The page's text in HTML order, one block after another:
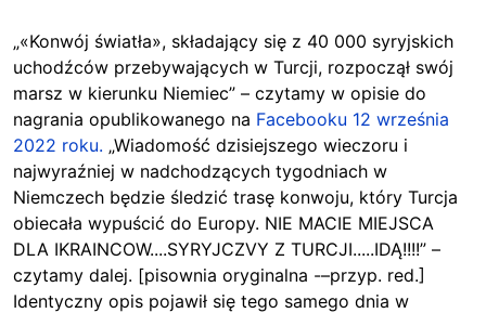
„«Konwój światła», składający się z 40 000 syryjskich
uchodźców przebywających w Turcji, rozpoczął swój
marsz w kierunku Niemiec” – czytamy w opisie do
nagrania opublikowanego na Facebooku 12 września
2022 roku. „Wiadomość dzisiejszego wieczoru i
najwyraźniej w nadchodzących tygodniach w
Niemczech będzie śledzić trasę konwoju, który Turcja
obiecała wypuścić do Europy. NIE MACIE MIEJSCA
DLA IKRAINCOW....SYRYJCZVY Z TURCJI.....IDĄ!!!!” –
czytamy dalej. [pisownia oryginalna -–przyp. red.]
Identyczny opis pojawił się tego samego dnia w